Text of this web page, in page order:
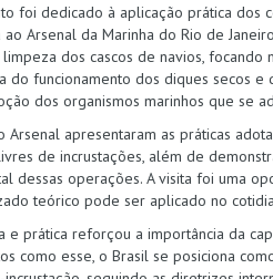
foi dedicado à aplicação prática dos
Arsenal da Marinha do Rio de
dos cascos de navios, focando
do funcionamento dos diques secos
dos organismos marinhos que se
apresentaram as práticas
de incrustações, além de
dessas operações. A visita foi uma
teórico pode ser aplicado no
e prática reforçou a importância da
como esse, o Brasil se posiciona